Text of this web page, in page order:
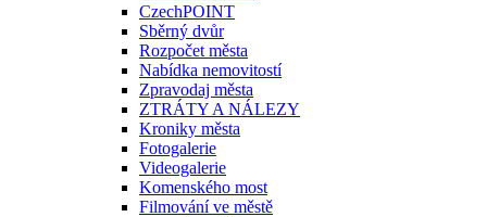
CzechPOINT
Sběrný dvůr
Rozpočet města
Nabídka nemovitostí
Zpravodaj města
ZTRÁTY A NÁLEZY
Kroniky města
Fotogalerie
Videogalerie
Komenského most
Filmování ve městě